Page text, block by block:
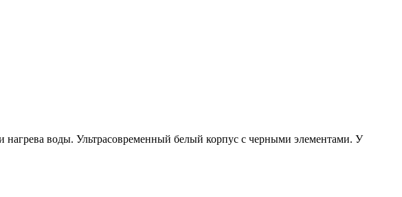
воды. Ультрасовременный белый корпус с черными элементами. У